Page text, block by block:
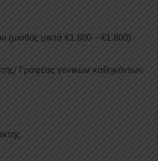
(μισθός μικτά €1.600 – €1.800)
Γραφέας γενικών καθηκόντων